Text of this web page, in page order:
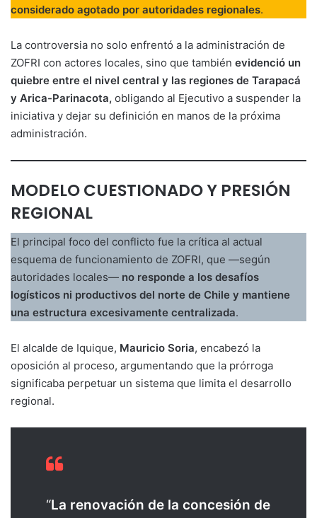
considerado agotado por autoridades regionales.
La controversia no solo enfrentó a la administración de
ZOFRI con actores locales, sino que también evidenció un
quiebre entre el nivel central y las regiones de Tarapacá
y Arica-Parinacota, obligando al Ejecutivo a suspender la
iniciativa y dejar su definición en manos de la próxima
administración.
MODELO CUESTIONADO Y PRESIÓN
REGIONAL
El principal foco del conflicto fue la crítica al actual
esquema de funcionamiento de ZOFRI, que —según
autoridades locales— no responde a los desafíos
logísticos ni productivos del norte de Chile y mantiene
una estructura excesivamente centralizada.
El alcalde de Iquique, Mauricio Soria, encabezó la
oposición al proceso, argumentando que la prórroga
significaba perpetuar un sistema que limita el desarrollo
regional.
“La renovación de la concesión de